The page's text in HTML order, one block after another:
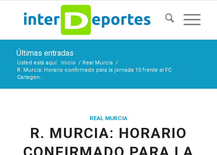
Últimas entradas
Usted está aquí: Inicio / Real Murcia /
R. Murcia: Horario confirmado para la jornada 15 frente al FC
Cartagen...
REAL MURCIA
R. MURCIA: HORARIO